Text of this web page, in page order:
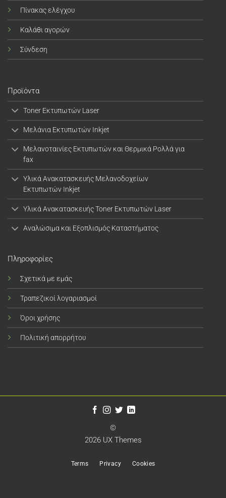
Πίνακας ελέγχου
Καλάθι αγορών
Σύνδεση
Προϊόντα
Toner Εκτυπωτών Laser
Μελάνια Εκτυπωτών Inkjet
Μελανοταινίες Εκτυπωτών και Θερμικά Ρολλά για
fax
Υλικά Ανακατασκευής Μελανοδοχείων
Εκτυπωτών Inkjet
Υλικά Ανακατασκευής Toner Εκτυπωτών Laser
Αναλώσιμα και Εξοπλισμός Καταστήματος
Πληροφορίες
Σχετικά με εμάς
Τραπεζικοί λογαριασμοί
Όροι χρήσης
Πολιτική απορρήτου
©
2026 UX Themes
Terms Privacy Cookies